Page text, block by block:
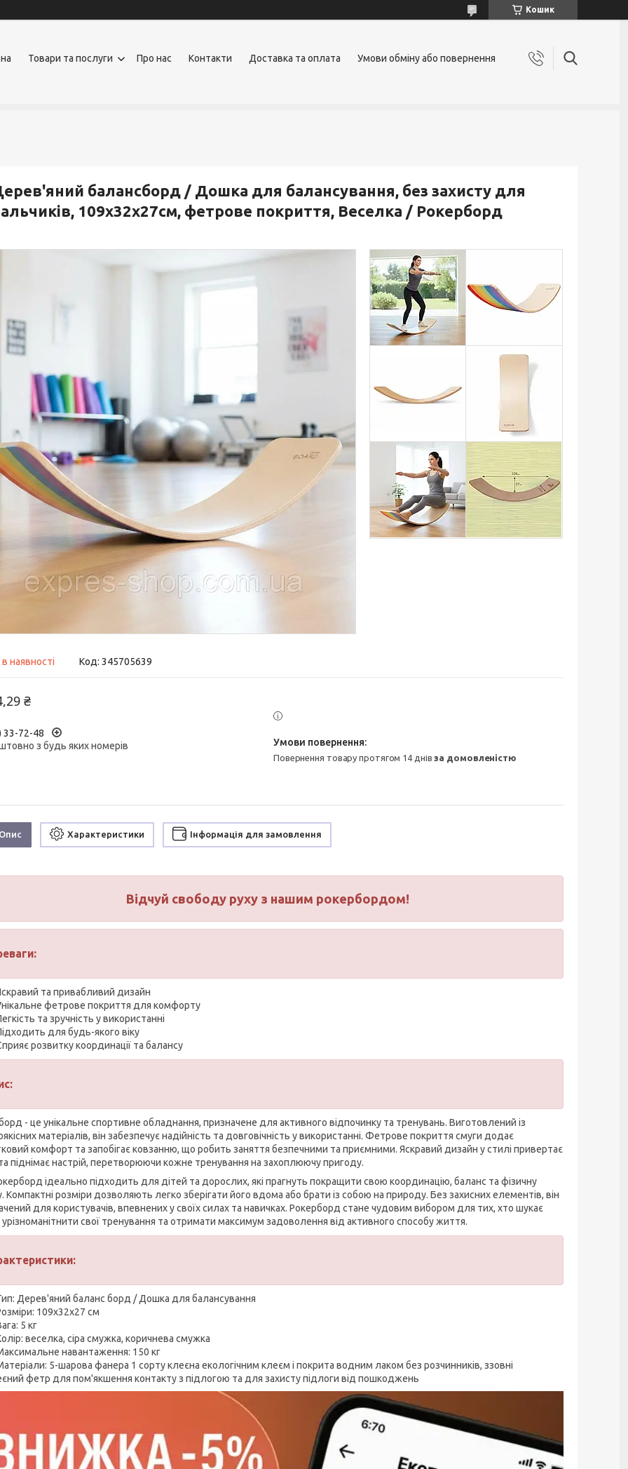
Кошик
Товари та послуги Про нас Контакти Доставка та оплата Умови обміну або повернення
балансборд / Дошка для балансування, без захисту для
109х32х27см, фетрове покриття, Веселка / Рокерборд
наявності Код: 345705639
₴
33-72-48
з будь яких номерів
повернення товару протягом 14 днівза домовленістю
Характеристики Інформація для замовлення
Відчуй свободу руху з нашим рокербордом!
та привабливий дизайн
фетрове покриття для комфорту
та зручність у використанні
для будь-якого віку
розвитку координації та балансу
- це унікальне спортивне обладнання, призначене для активного відпочинку та тренувань. Виготовлений із
матеріалів, він забезпечує надійність та довговічність у використанні. Фетрове покриття смуги додає
комфорт та запобігає ковзанню, що робить заняття безпечними та приємними. Яскравий дизайн у стилі привертає
піднімає настрій, перетворюючи кожне тренування на захоплюючу пригоду.
ідеально підходить для дітей та дорослих, які прагнуть покращити свою координацію, баланс та фізичну
Компактні розміри дозволяють легко зберігати його вдома або брати із собою на природу. Без захисних елементів, він
для користувачів, впевнених у своїх силах та навичках. Рокерборд стане чудовим вибором для тих, хто шукає
урізноманітнити свої тренування та отримати максимум задоволення від активного способу життя.
Дерев'яний баланс борд / Дошка для балансування
109х32х27 см
5 кг
веселка, сіра смужка, коричнева смужка
навантаження: 150 кг
5-шарова фанера 1 сорту клеєна екологічним клеєм і покрита водним лаком без розчинників, ззовні
фетр для пом'якшення контакту з підлогою та для захисту підлоги від пошкоджень